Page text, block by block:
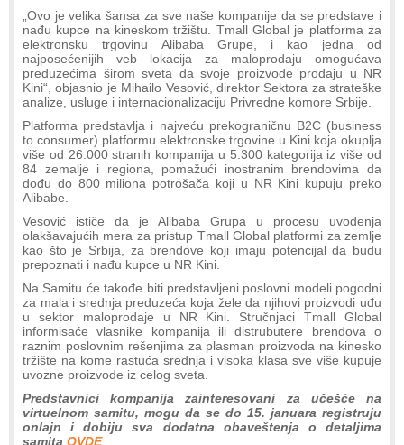
„Ovo je velika šansa za sve naše kompanije da se predstave i
nađu kupce na kineskom tržištu. Tmall Global je platforma za
elektronsku trgovinu Alibaba Grupe, i kao jedna od
najposećenijih veb lokacija za maloprodaju omogućava
preduzećima širom sveta da svoje proizvode prodaju u NR
Kini“, objasnio je Mihailo Vesović, direktor Sektora za strateške
analize, usluge i internacionalizaciju Privredne komore Srbije.
Platforma predstavlja i najveću prekograničnu B2C (business
to consumer) platformu elektronske trgovine u Kini koja okuplja
više od 26.000 stranih kompanija u 5.300 kategorija iz više od
84 zemalje i regiona, pomažući inostranim brendovima da
dođu do 800 miliona potrošača koji u NR Kini kupuju preko
Alibabe.
Vesović ističe da je Alibaba Grupa u procesu uvođenja
olakšavajućih mera za pristup Tmall Global platformi za zemlje
kao što je Srbija, za brendove koji imaju potencijal da budu
prepoznati i nađu kupce u NR Kini.
Na Samitu će takođe biti predstavljeni poslovni modeli pogodni
za mala i srednja preduzeća koja žele da njihovi proizvodi uđu
u sektor maloprodaje u NR Kini. Stručnjaci Tmall Global
informisaće vlasnike kompanija ili distrubutere brendova o
raznim poslovnim rešenjima za plasman proizvoda na kinesko
tržište na kome rastuća srednja i visoka klasa sve više kupuje
uvozne proizvode iz celog sveta.
Predstavnici kompanija zainteresovani za učešće na
virtuelnom samitu, mogu da se do 15. januara registruju
onlajn i dobiju sva dodatna obaveštenja o detaljima
samita OVDE